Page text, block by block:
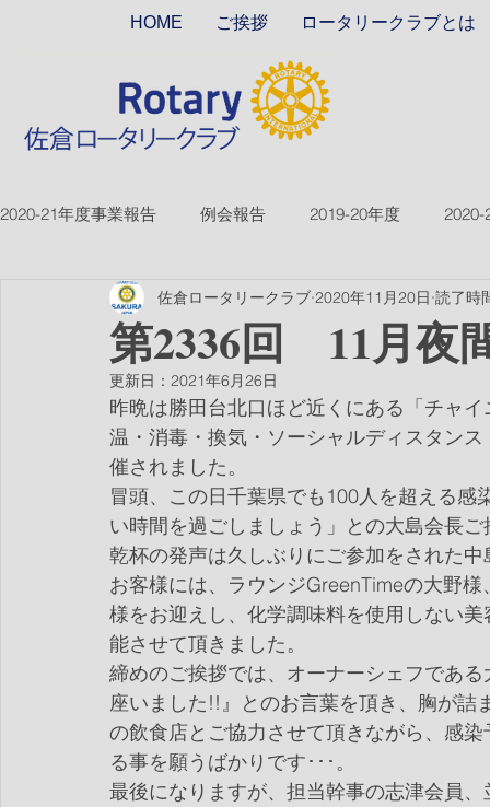
HOME ご挨拶 ロータリークラブとは
2020-21年度事業報告 例会報告 2019-20年度 2020-
2018-19ver2 2017-18ver2 2021-22年度
2026-27年度
第2336回 11月夜
佐倉ロータリークラブ 2020年11月20日 読了時
更新日： 2021年6月26日
昨晩は勝田台北口ほど近くにある「チャ
温・消毒・換気・ソーシャルディスタン
催されました。
冒頭、この日千葉県でも100人を超える
い時間を過ごしましょう」との大島会長ご
乾杯の発声は久しぶりにご参加をされた
お客様には、ラウンジGreenTimeの大野
様をお迎えし、化学調味料を使用しない
能させて頂きました。
締めのご挨拶では、オーナーシェフであ
座いました!!』とのお言葉を頂き、胸が詰
の飲食店とご協力させて頂きながら、感
る事を願うばかりです･･･。
最後になりますが、担当幹事の志津会員